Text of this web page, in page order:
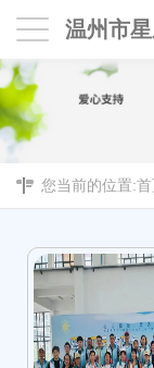
温州市
您当前的位置: